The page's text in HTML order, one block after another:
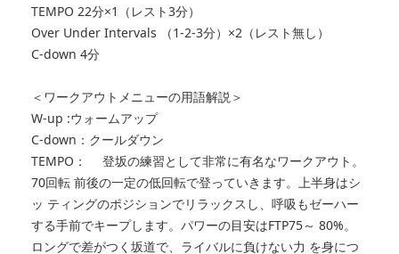
TEMPO 22分×1（レスト3分）
Over Under Intervals （1-2-3分）×2（レスト無し）
C-down 4分
＜ワークアウトメニューの用語解説＞
W-up :ウォームアップ
C-down：クールダウン
TEMPO： 登坂の練習として非常に有名なワークアウト。
70回転 前後の一定の低回転で登っていきます。上半身はシ
ッ ティングのポジションでリラックスし、呼吸もゼーハー
する手前でキープします。パワーの目安はFTP75～ 80%。
ロングで差がつく坂道で、ライバルに負けない力 を身につ